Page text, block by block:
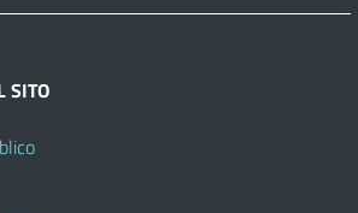
SITO